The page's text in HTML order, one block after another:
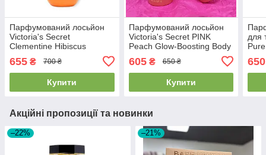
Парфумований лосьйон
Victoria's Secret
Clementine Hibiscus
655 ₴ 700 ₴
Купити
Парфумований лосьйон
Victoria's Secret PINK
Peach Glow-Boosting Body
605₴ 650 ₴
Купити
для
650
Акційні пропозиції та новинки
–22% –21%